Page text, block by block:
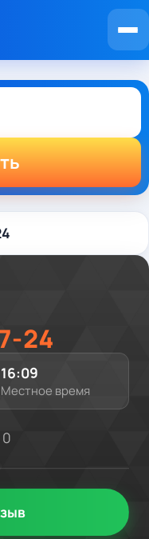
24
16:09
Местное время